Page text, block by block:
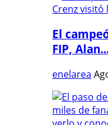
El
FIP,
enelarea